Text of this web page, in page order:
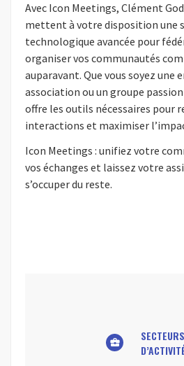
Avec Icon Meetings, Clément
mettent à votre disposition une
technologique avancée pour
organiser vos communautés
auparavant. Que vous soyez une
association ou un groupe
offre les outils nécessaires pour
interactions et maximiser
Icon Meetings : unifiez votre
vos échanges et laissez votre
s’occuper du reste.
business_center
SECTEURS